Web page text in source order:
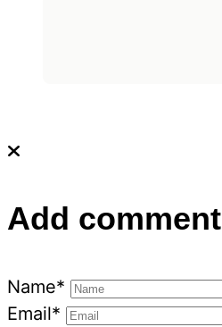
Add comment
Name*
Email*